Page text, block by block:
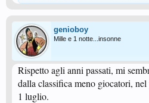
genioboy
Mille e 1 notte...insonne
Rispetto agli anni passati, mi
dalla classifica meno giocatori,
1 luglio.